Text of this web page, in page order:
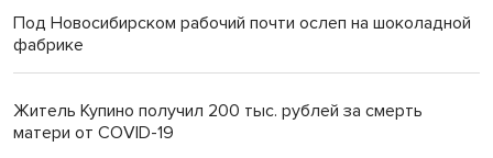
Под Новосибирском рабочий почти ослеп на шоколадной
фабрике
Житель Купино получил 200 тыс. рублей за смерть
матери от COVID-19